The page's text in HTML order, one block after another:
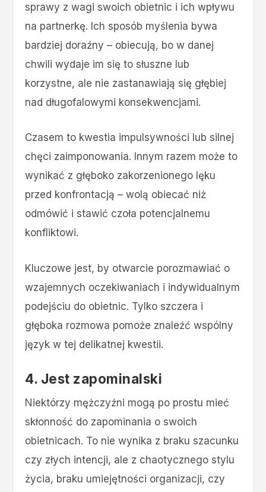
sprawy z wagi swoich obietnic i ich wpływu
na partnerkę. Ich sposób myślenia bywa
bardziej doraźny – obiecują, bo w danej
chwili wydaje im się to słuszne lub
korzystne, ale nie zastanawiają się głębiej
nad długofalowymi konsekwencjami.
Czasem to kwestia impulsywności lub silnej
chęci zaimponowania. Innym razem może to
wynikać z głęboko zakorzenionego lęku
przed konfrontacją – wolą obiecać niż
odmówić i stawić czoła potencjalnemu
konfliktowi.
Kluczowe jest, by otwarcie porozmawiać o
wzajemnych oczekiwaniach i indywidualnym
podejściu do obietnic. Tylko szczera i
głęboka rozmowa pomoże znaleźć wspólny
język w tej delikatnej kwestii.
4. Jest zapominalski
Niektórzy mężczyźni mogą po prostu mieć
skłonność do zapominania o swoich
obietnicach. To nie wynika z braku szacunku
czy złych intencji, ale z chaotycznego stylu
życia, braku umiejętności organizacji, czy